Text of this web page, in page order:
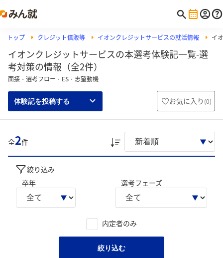
トップ クレジット信販等 イオンクレジットサービスの就活情報 イ
イオンクレジットサービスの本選考体験記一覧-選
考対策の情報（全2件）
面接・選考フロー・ES・志望動機
体験記を投稿する お気に入り (0)
全2件
絞り込み
卒年
選考フェーズ
内定者のみ
絞り込む